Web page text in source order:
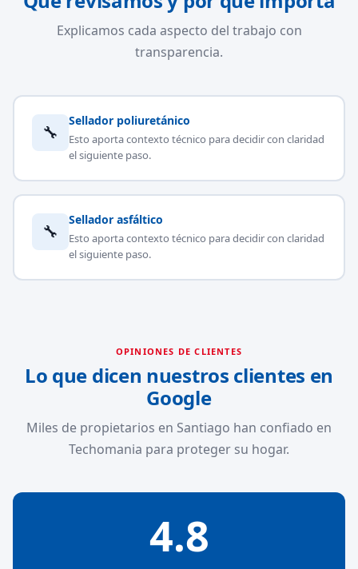
Explicamos cada aspecto del trabajo con
transparencia.
🔧
Sellador poliuretánico
Esto aporta contexto técnico para decidir con claridad
el siguiente paso.
🔧
Sellador asfáltico
Esto aporta contexto técnico para decidir con claridad
el siguiente paso.
OPINIONES DE CLIENTES
Lo que dicen nuestros clientes en
Google
Miles de propietarios en Santiago han confiado en
Techomania para proteger su hogar.
4.8